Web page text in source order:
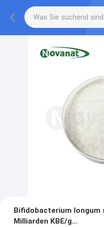
Bifidobacterium longum
Milliarden KBE/g